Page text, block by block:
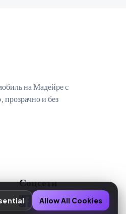
Allow All Cookies
на Мадейре с
и без
Соцсети
Facebook